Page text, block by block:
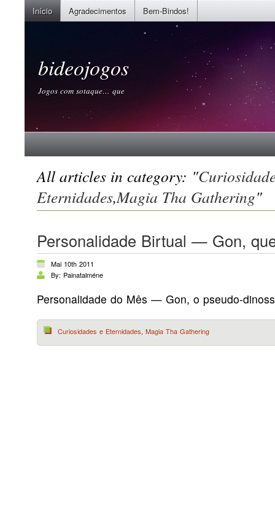
Início Agradecimentos Bem-Bindos!
bideojogos
Jogos com sotaque… que
All articles in category: "
Eternidades,Magia Tha Gathering"
Personalidade Birtual — Gon,
Mai 10th 2011
By: Painatalméne
Personalidade do Mês — Gon, o pseudo-
Curiosidades e Eternidades, Magia Tha Gathering